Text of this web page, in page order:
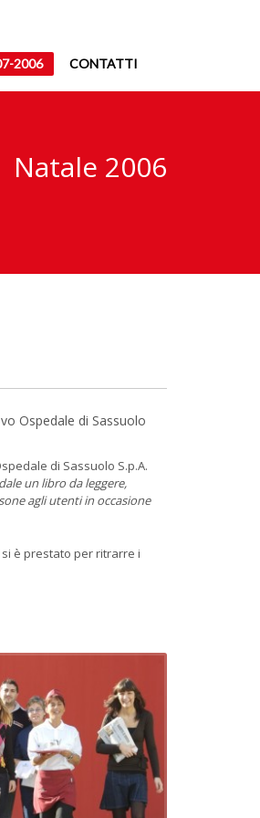
2006 CONTATTI
Natale 2006
Ospedale di Sassuolo
di Sassuolo S.p.A.
un libro da leggere,
agli utenti in occasione
è prestato per ritrarre i